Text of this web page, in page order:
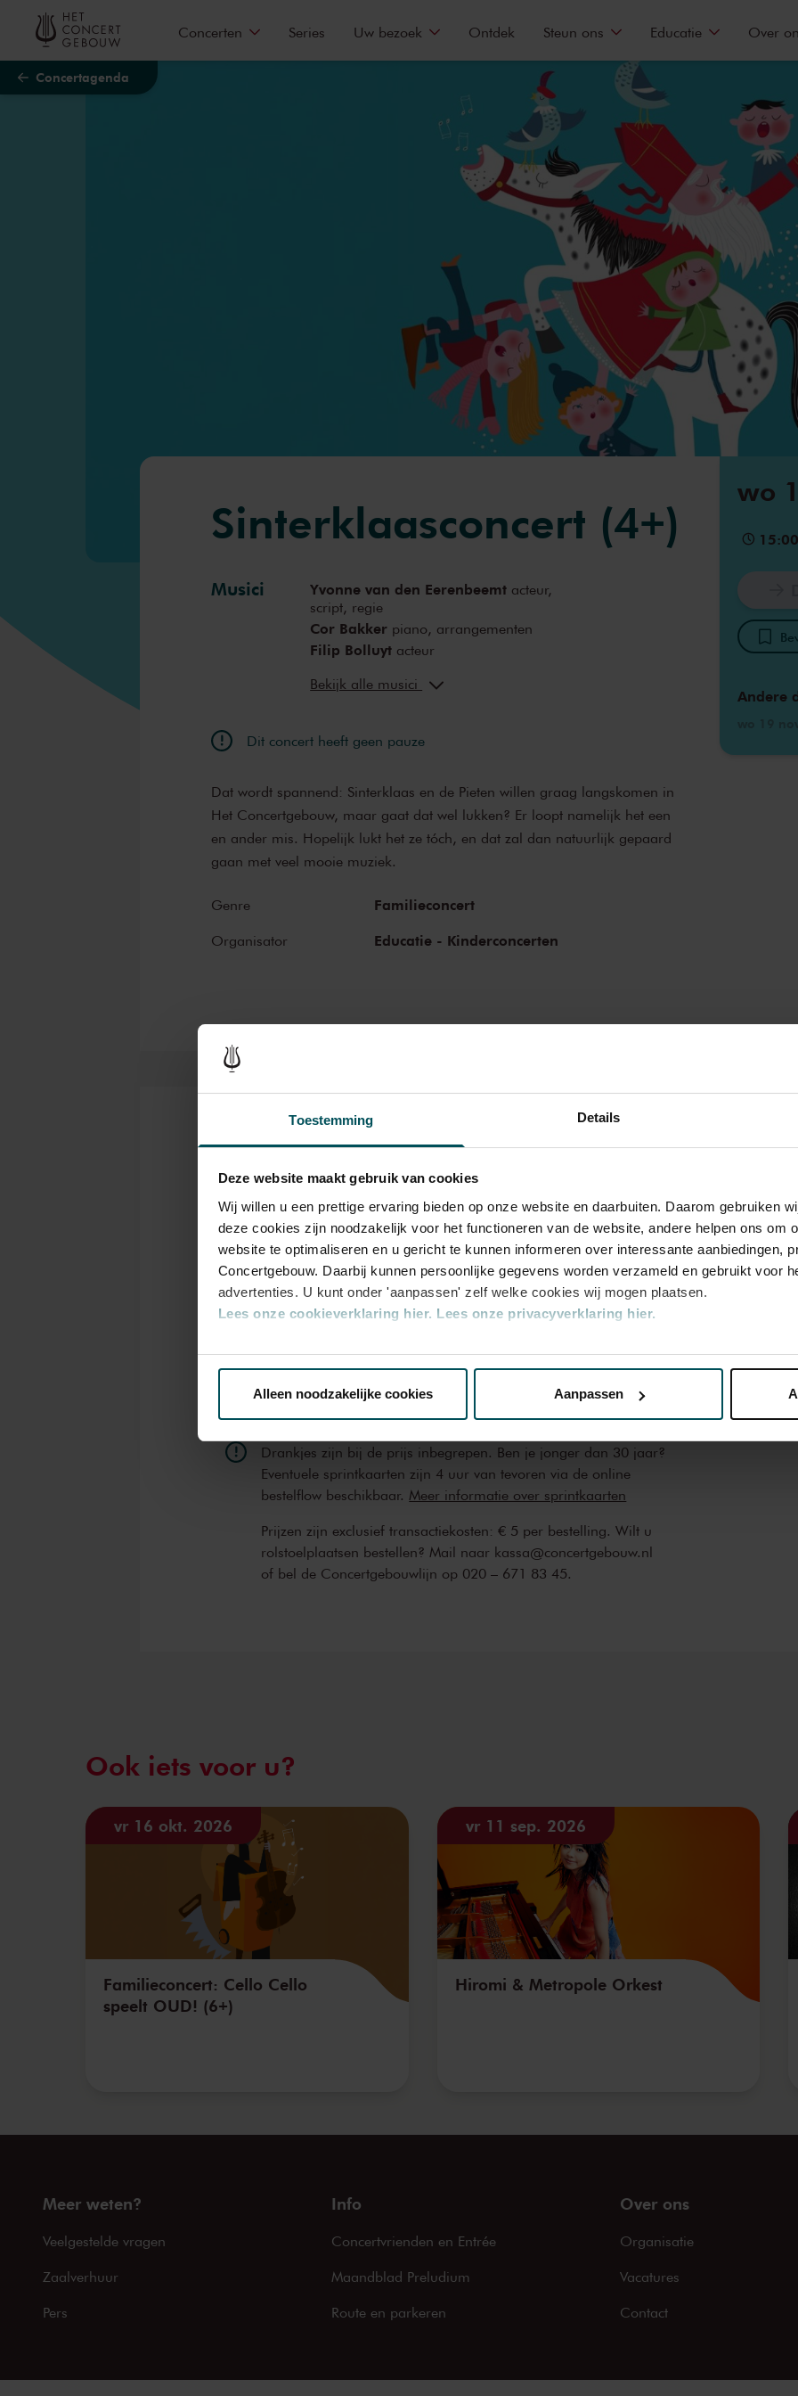
Toestemming Details
Deze website maakt gebruik van cookies
Wij willen u een prettige ervaring bieden op onze website en daarbuiten. Daarom gebruiken
deze cookies zijn noodzakelijk voor het functioneren van de website, andere helpen ons om
website te optimaliseren en u gericht te kunnen informeren over interessante aanbiedingen,
Concertgebouw. Daarbij kunnen persoonlijke gegevens worden verzameld en gebruikt voor
advertenties. U kunt onder 'aanpassen' zelf welke cookies wij mogen plaatsen.
Lees onze cookieverklaring hier. Lees onze privacyverklaring hier.
Via decookieverklaringop onze website kunt u uw toestemming op elk moment wijzigen of
We werken samen met32 derdendie uw gegevens kunnen ontvangen en verwerken.
Alleen noodzakelijke cookies Aanpassen
Naar hoofdcontent
Concertagenda
Concerten Series Uw bezoek Ontdek Steun ons Educatie Over
wo
15:00
Andere
Sinterklaasconcert (4+)
Musici Yvonne van den Eerenbeemt acteur,
script, regie
Cor Bakker piano, arrangementen
Filip Bolluyt acteur
Joep Lumeijcontrabas
Marcel Serierse
Bekijk alle musici
Dit concert heeft geen pauze
Dat wordt spannend: Sinterklaas en de Pieten willen graag langskomen in
Het Concertgebouw, maar gaat dat wel lukken? Er loopt namelijk het een
en ander mis. Hopelijk lukt het ze tóch, en dat zal dan natuurlijk gepaard
gaan met veel mooie muziek.
Genre Familieconcert
Organisator Educatie - Kinderconcerten
Kaarten
Rang
1
Rang
2
Rang
3
Standaard € 25,00 € 23,00 € 21,00
Kinderen t/m
12 jaar € 24,00 € 22,00 € 20,00
Drankjes zijn bij de prijs inbegrepen. Ben je jonger dan 30 jaar?
Eventuele sprintkaarten zijn 4 uur van tevoren via de online
bestelflow beschikbaar. Meer informatie over sprintkaarten
Prijzen zijn exclusief transactiekosten: € 5 per bestelling. Wilt u
rolstoelplaatsen bestellen? Mail naar kassa@concertgebouw.nl
of bel de Concertgebouwlijn op 020 – 671 83 45.
Ook iets voor u?
vr 16 okt. 2026
Familieconcert: Cello Cello
speelt OUD! (6+)
vr 11 sep. 2026
Hiromi & Metropole Orkest
Meer weten?
Veelgestelde vragen
Zaalverhuur
Pers
Info
Concertvrienden en Entrée
Maandblad Preludium
Route en parkeren
Over ons
Organisatie
Vacatures
Contact